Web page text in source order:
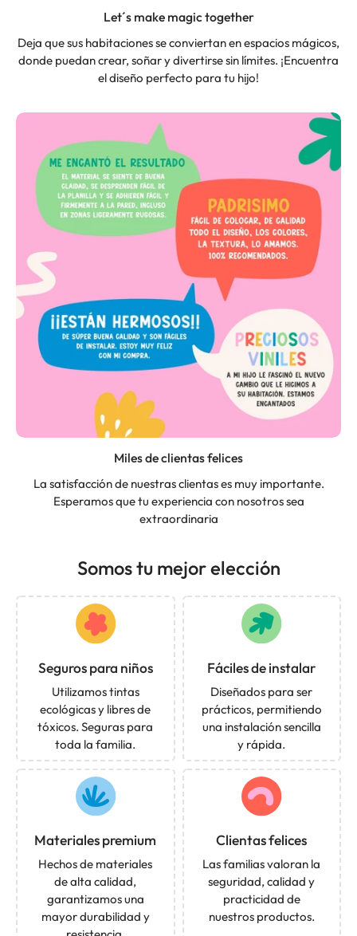
Let´s make magic together
Deja que sus habitaciones se conviertan en espacios mágicos,
donde puedan crear, soñar y divertirse sin límites. ¡Encuentra
el diseño perfecto para tu hijo!
Miles de clientas felices
La satisfacción de nuestras clientas es muy importante.
Esperamos que tu experiencia con nosotros sea
extraordinaria
Somos tu mejor elección
Seguros para niños
Utilizamos tintas
ecológicas y libres de
tóxicos. Seguras para
toda la familia.
Fáciles de instalar
Diseñados para ser
prácticos, permitiendo
una instalación sencilla
y rápida.
Materiales premium
Hechos de materiales
de alta calidad,
garantizamos una
mayor durabilidad y
Clientas felices
Las familias valoran la
seguridad, calidad y
practicidad de
nuestros productos.